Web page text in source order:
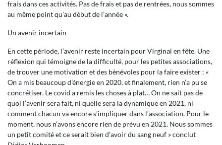
frais dans ces activités. Pas de frais et pas de rentrées, nous sommes
au même point qu’au début de l’année ».
Un avenir incertain
En cette période, l’avenir reste incertain pour Virginal en fête. Une
réflexion qui témoigne de la difficulté, pour les petites associations,
de trouver une motivation et des bénévoles pour la faire exister : «
On a mis beaucoup d’énergie en 2020, et finalement, rien n’a pu se
concrétiser. Le covid a remis les choses à plat… On ne sait pas de
quoi l’avenir sera fait, ni quelle sera la dynamique en 2021, ni
comment chacun va encore s’impliquer dans l’association. Pour le
moment, nous n’avons encore rien de prévu en 2021. Nous sommes
un petit comité et ce serait bien d’avoir du sang neuf » conclut